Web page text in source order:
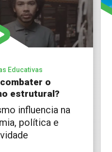
Educativas
o
estrutural?
influencia na
política e